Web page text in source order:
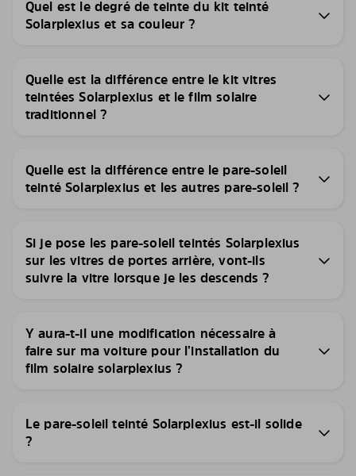
Quel est le degré de teinte du kit teinté
Solarplexius et sa couleur ?
Quelle est la différence entre le kit vitres
teintées Solarplexius et le film solaire
traditionnel ?
Quelle est la différence entre le pare-soleil
teinté Solarplexius et les autres pare-soleil ?
Si je pose les pare-soleil teintés Solarplexius
sur les vitres de portes arrière, vont-ils
suivre la vitre lorsque je les descends ?
Y aura-t-il une modification nécessaire à
faire sur ma voiture pour l’installation du
film solaire solarplexius ?
Le pare-soleil teinté Solarplexius est-il solide
?